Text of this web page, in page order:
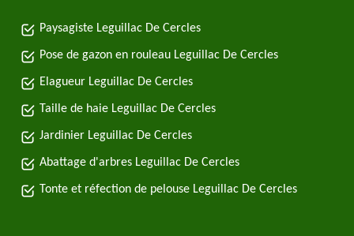
Paysagiste Leguillac De Cercles
Pose de gazon en rouleau Leguillac De Cercles
Elagueur Leguillac De Cercles
Taille de haie Leguillac De Cercles
Jardinier Leguillac De Cercles
Abattage d'arbres Leguillac De Cercles
Tonte et réfection de pelouse Leguillac De Cercles